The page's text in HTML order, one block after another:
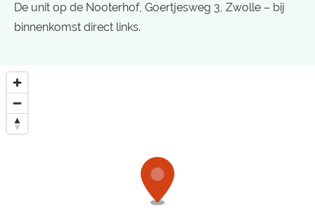
De unit op de Nooterhof, Goertjesweg 3, Zwolle – bij
binnenkomst direct links.